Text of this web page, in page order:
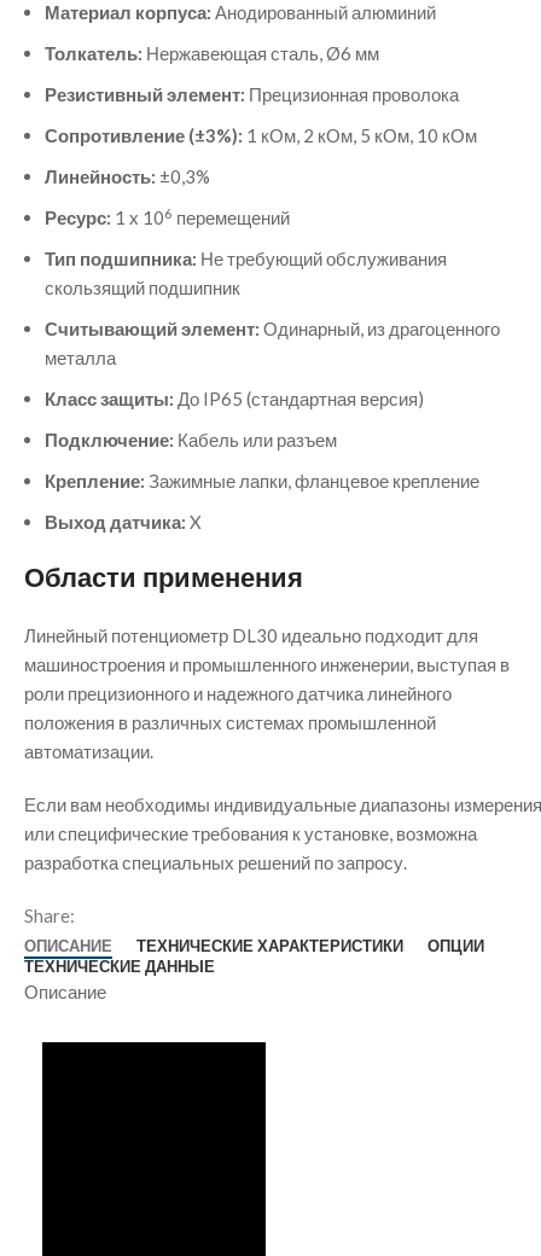
Материал корпуса: Анодированный алюминий
Толкатель: Нержавеющая сталь, Ø6 мм
Резистивный элемент: Прецизионная проволока
Сопротивление (±3%): 1 кОм, 2 кОм, 5 кОм, 10 кОм
Линейность: ±0,3%
Ресурс: 1 x 106 перемещений
Тип подшипника: Не требующий обслуживания
скользящий подшипник
Считывающий элемент: Одинарный, из драгоценного
металла
Класс защиты: До IP65 (стандартная версия)
Подключение: Кабель или разъем
Крепление: Зажимные лапки, фланцевое крепление
Выход датчика: X
Области применения
Линейный потенциометр DL30 идеально подходит для
машиностроения и промышленного инженерии, выступая в
роли прецизионного и надежного датчика линейного
положения в различных системах промышленной
автоматизации.
Если вам необходимы индивидуальные диапазоны измерения
или специфические требования к установке, возможна
разработка специальных решений по запросу.
Share:
ОПИСАНИЕ ТЕХНИЧЕСКИЕ ХАРАКТЕРИСТИКИ
ОПЦИИ
ТЕХНИЧЕСКИЕ ДАННЫЕ
Описание